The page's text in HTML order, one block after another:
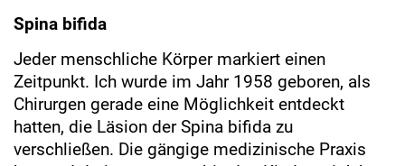
Spina bifida
Jeder menschliche Körper markiert einen
Zeitpunkt. Ich wurde im Jahr 1958 geboren, als
Chirurgen gerade eine Möglichkeit entdeckt
hatten, die Läsion der Spina bifida zu
verschließen. Die gängige medizinische Praxis